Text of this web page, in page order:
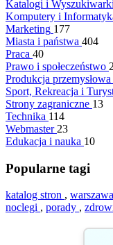
Katalogi i Wyszukiwarki
Komputery i
Marketing 177
Miasta i państwa 404
Praca 40
Prawo i społeczeństwo
Produkcja przemysłowa
Sport, Rekreacja i
Strony zagraniczne 13
Technika 114
Webmaster 23
Edukacja i nauka 10
Popularne tagi
katalog stron , warszawa
noclegi , porady ,